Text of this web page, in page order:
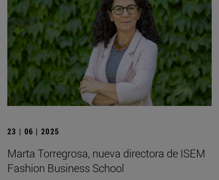
23 | 06 | 2025
Marta Torregrosa, nueva directora de ISEM
Fashion Business School